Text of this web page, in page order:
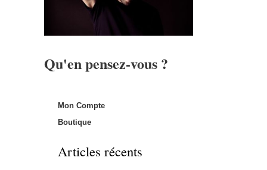
Qu'en pensez-vous ?
Mon Compte
Boutique
Articles récents